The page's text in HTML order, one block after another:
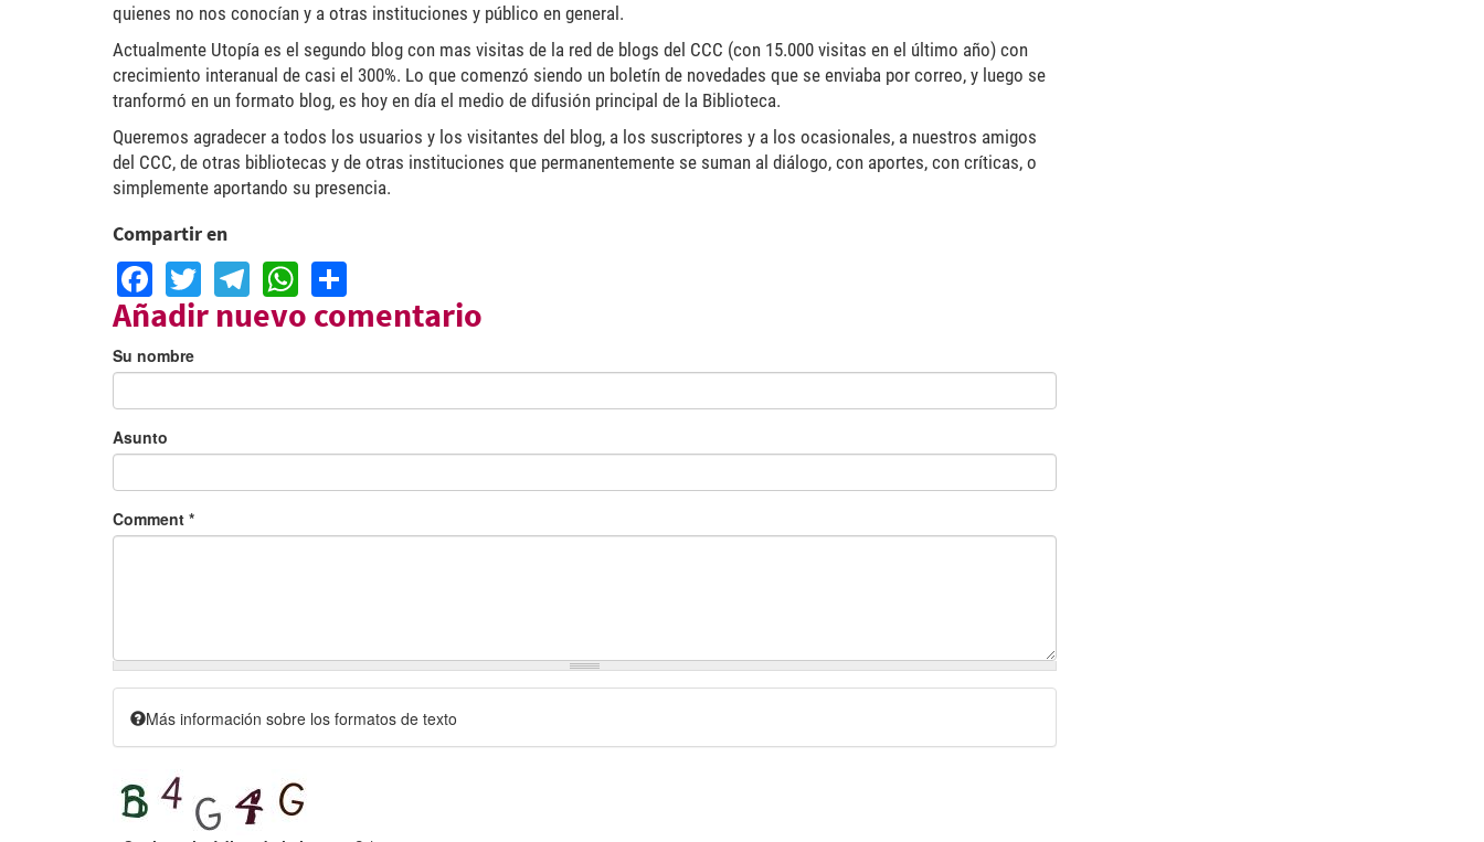
quienes no nos conocían y a otras instituciones y público en general.
Actualmente Utopía es el segundo blog con mas visitas de la red de blogs del CCC (con 15.000 visitas en el último año) con
crecimiento interanual de casi el 300%. Lo que comenzó siendo un boletín de novedades que se enviaba por correo, y luego se
tranformó en un formato blog, es hoy en día el medio de difusión principal de la Biblioteca.
Queremos agradecer a todos los usuarios y los visitantes del blog, a los suscriptores y a los ocasionales, a nuestros amigos
del CCC, de otras bibliotecas y de otras instituciones que permanentemente se suman al diálogo, con aportes, con críticas, o
simplemente aportando su presencia.
Compartir en
Facebook
TwitterTelegram
WhatsApp
Añadir nuevo comentario
Su nombre
Asunto
Comment *
Más información sobre los formatos de texto